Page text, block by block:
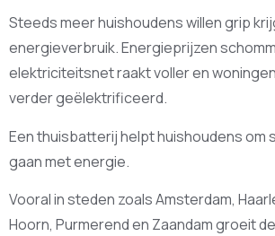
Steeds meer huishoudens willen grip
energieverbruik. Energieprijzen
elektriciteitsnet raakt voller en
verder geëlektrificeerd.
Een thuisbatterij helpt huishoudens om
gaan met energie.
Vooral in steden zoals Amsterdam,
Hoorn, Purmerend en Zaandam groeit